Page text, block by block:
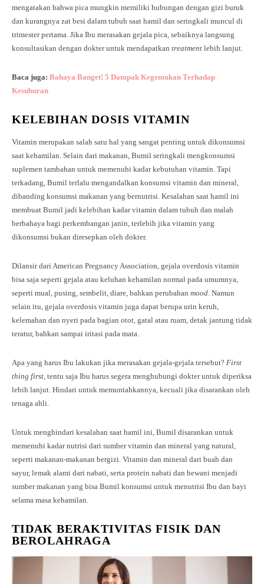
mengatakan bahwa pica mungkin memiliki hubungan dengan gizi buruk
dan kurangnya zat besi dalam tubuh saat hamil dan seringkali muncul di
trimester pertama. Jika Ibu merasakan gejala pica, sebaiknya langsung
konsultasikan dengan dokter untuk mendapatkan treatment lebih lanjut.
Baca juga: Bahaya Banget! 5 Dampak Kegemukan Terhadap
Kesuburan
KELEBIHAN DOSIS VITAMIN
Vitamin merupakan salah satu hal yang sangat penting untuk dikonsumsi
saat kehamilan. Selain dari makanan, Bumil seringkali mengkonsumsi
suplemen tambahan untuk memenuhi kadar kebutuhan vitamin. Tapi
terkadang, Bumil terlalu mengandalkan konsumsi vitamin dan mineral,
dibanding konsumsi makanan yang bernutrisi. Kesalahan saat hamil ini
membuat Bumil jadi kelebihan kadar vitamin dalam tubuh dan malah
berbahaya bagi perkembangan janin, terlebih jika vitamin yang
dikonsumsi bukan diresepkan oleh dokter.
Dilansir dari American Pregnancy Association, gejala overdosis vitamin
bisa saja seperti gejala atau keluhan kehamilan normal pada umumnya,
seperti mual, pusing, sembelit, diare, bahkan perubahan mood. Namun
selain itu, gejala overdosis vitamin juga dapat berupa urin keruh,
kelemahan dan nyeri pada bagian otot, gatal atau ruam, detak jantung tidak
teratur, bahkan sampai iritasi pada mata.
Apa yang harus Ibu lakukan jika merasakan gejala-gejala tersebut? First
thing first, tentu saja Ibu harus segera menghubungi dokter untuk diperiksa
lebih lanjut. Hindari untuk memuntahkannya, kecuali jika disarankan oleh
tenaga ahli.
Untuk menghindari kesalahan saat hamil ini, Bumil disarankan untuk
memenuhi kadar nutrisi dari sumber vitamin dan mineral yang natural,
seperti makanan-makanan bergizi. Vitamin dan mineral dari buah dan
sayur, lemak alami dari nabati, serta protein nabati dan hewani menjadi
sumber makanan yang bisa Bumil konsumsi untuk menutrisi Ibu dan bayi
selama masa kehamilan.
TIDAK BERAKTIVITAS FISIK DAN
BEROLAHRAGA